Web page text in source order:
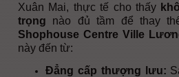
Xuân Mai, thực tế cho thấy
trọng nào đủ tầm để thay
Shophouse Centre Ville
này đến từ:
Đẳng cấp thượng lưu: